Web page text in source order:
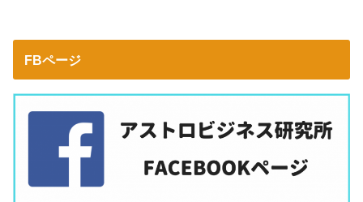
FBページ